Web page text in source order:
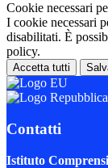
Cookie necessari
I cookie necessari
disabilitati. È
policy.
Accetta tutti
Contatti
Istituto